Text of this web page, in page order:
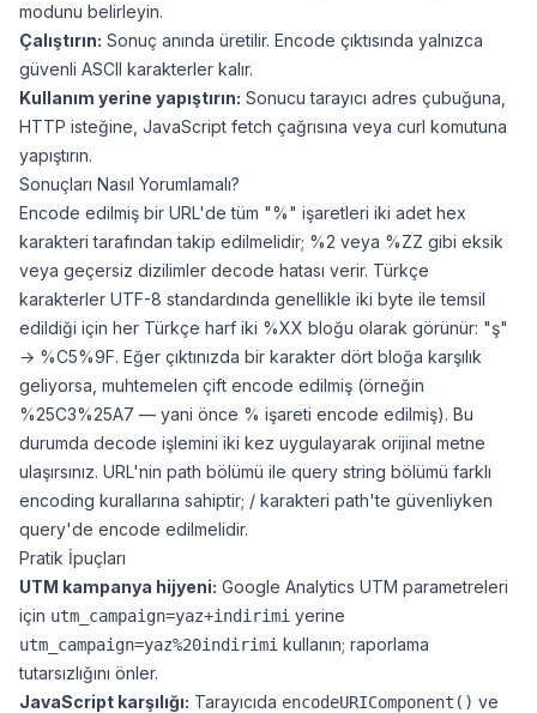
modunu belirleyin.
Çalıştırın: Sonuç anında üretilir. Encode çıktısında yalnızca
güvenli ASCII karakterler kalır.
Kullanım yerine yapıştırın: Sonucu tarayıcı adres çubuğuna,
HTTP isteğine, JavaScript fetch çağrısına veya curl komutuna
yapıştırın.
Sonuçları Nasıl Yorumlamalı?
Encode edilmiş bir URL'de tüm "%" işaretleri iki adet hex
karakteri tarafından takip edilmelidir; %2 veya %ZZ gibi eksik
veya geçersiz dizilimler decode hatası verir. Türkçe
karakterler UTF-8 standardında genellikle iki byte ile temsil
edildiği için her Türkçe harf iki %XX bloğu olarak görünür: "ş"
→ %C5%9F. Eğer çıktınızda bir karakter dört bloğa karşılık
geliyorsa, muhtemelen çift encode edilmiş (örneğin
%25C3%25A7 — yani önce % işareti encode edilmiş). Bu
durumda decode işlemini iki kez uygulayarak orijinal metne
ulaşırsınız. URL'nin path bölümü ile query string bölümü farklı
encoding kurallarına sahiptir; / karakteri path'te güvenliyken
query'de encode edilmelidir.
Pratik İpuçları
UTM kampanya hijyeni: Google Analytics UTM parametreleri
için utm_campaign=yaz+indirimi yerine
utm_campaign=yaz%20indirimi kullanın; raporlama
tutarsızlığını önler.
JavaScript karşılığı: Tarayıcıda encodeURIComponent() ve